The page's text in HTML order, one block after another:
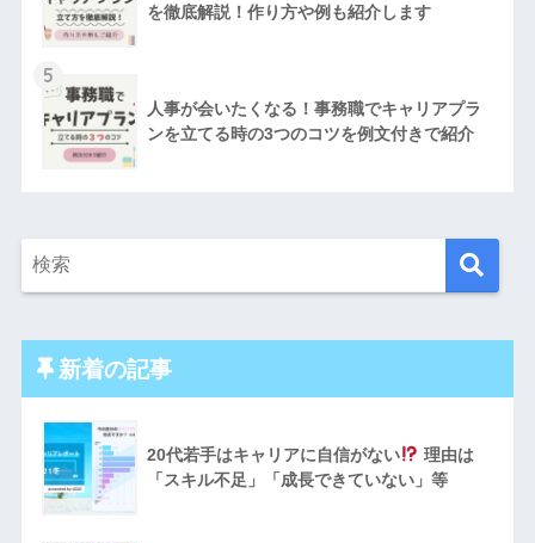
を徹底解説！作り方や例も紹介します
5
人事が会いたくなる！事務職でキャリアプラ
ンを立てる時の3つのコツを例文付きで紹介
新着の記事
20代若手はキャリアに自信がない
理由は
「スキル不足」「成長できていない」等